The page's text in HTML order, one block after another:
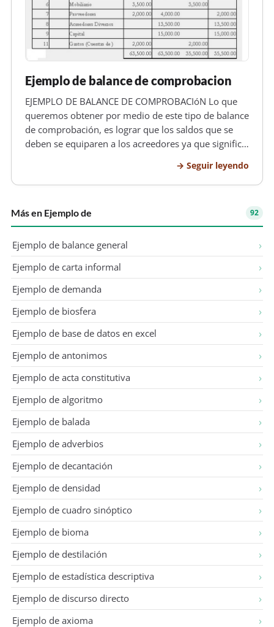
Ejemplo de balance de comprobacion
EJEMPLO DE BALANCE DE COMPROBACIóN Lo que
queremos obtener por medio de este tipo de balance
de comprobación, es lograr que los saldos que se
deben se equiparen a los acreedores ya que significa
es en estemismo momento cuando la opinión y
conocimiento del contable se de…
Seguir leyendo
Más en Ejemplo de 92
Ejemplo de balance general
Ejemplo de carta informal
Ejemplo de demanda
Ejemplo de biosfera
Ejemplo de base de datos en excel
Ejemplo de antonimos
Ejemplo de acta constitutiva
Ejemplo de algoritmo
Ejemplo de balada
Ejemplo de adverbios
Ejemplo de decantación
Ejemplo de densidad
Ejemplo de cuadro sinóptico
Ejemplo de bioma
Ejemplo de destilación
Ejemplo de estadística descriptiva
Ejemplo de discurso directo
Ejemplo de axioma